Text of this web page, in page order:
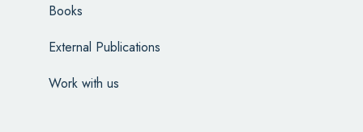
Books
External Publications
Work with us